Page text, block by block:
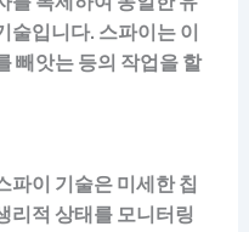
술입니다. 스파이는 이
빼앗는 등의 작업을 할
파이 기술은 미세한 칩
리적 상태를 모니터링